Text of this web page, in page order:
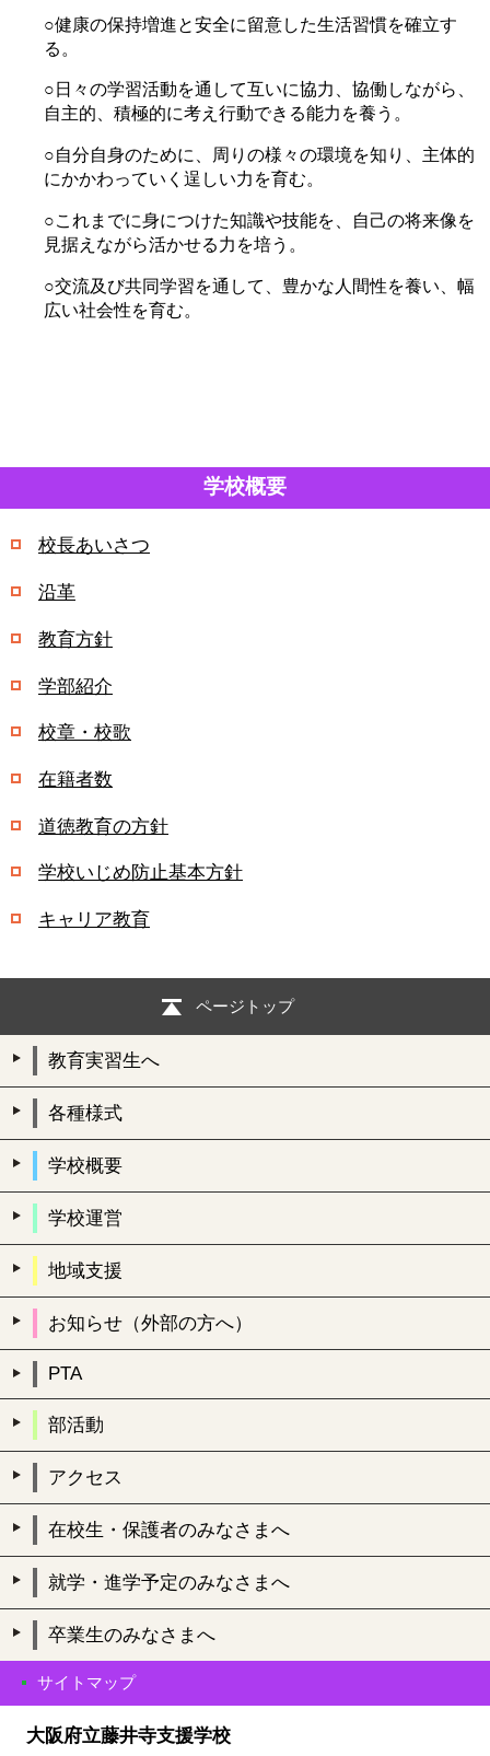
○健康の保持増進と安全に留意した生活習慣を確立す
る。
○日々の学習活動を通して互いに協力、協働しながら、
自主的、積極的に考え行動できる能力を養う。
○自分自身のために、周りの様々の環境を知り、主体的
にかかわっていく逞しい力を育む。
○これまでに身につけた知識や技能を、自己の将来像を
見据えながら活かせる力を培う。
○交流及び共同学習を通して、豊かな人間性を養い、幅
広い社会性を育む。
学校概要
校長あいさつ
沿革
教育方針
学部紹介
校章・校歌
在籍者数
道徳教育の方針
学校いじめ防止基本方針
キャリア教育
ページトップ
教育実習生へ
各種様式
学校概要
学校運営
地域支援
お知らせ（外部の方へ）
PTA
部活動
アクセス
在校生・保護者のみなさまへ
就学・進学予定のみなさまへ
卒業生のみなさまへ
サイトマップ
大阪府立藤井寺支援学校